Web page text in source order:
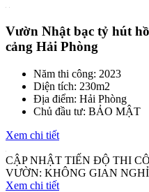
Vườn Nhật bạc tỷ hút
cảng Hải Phòng
Năm thi công: 2023
Diện tích: 230m2
Địa điểm: Hải Phòng
Chủ đầu tư: BẢO MẬT
Xem chi tiết
CẬP NHẬT TIẾN ĐỘ THI
VƯỜN: KHÔNG GIAN
Xem chi tiết